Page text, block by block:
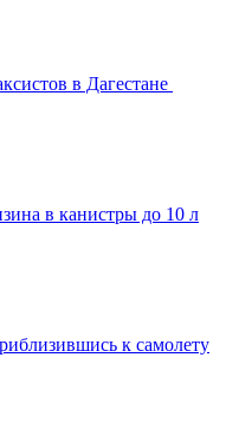
в Дагестане
в канистры до 10 л
к самолету